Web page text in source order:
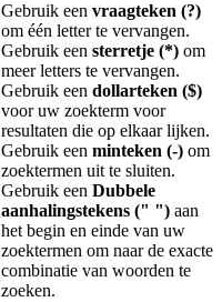
Gebruik een vraagteken (?)
om één letter te vervangen.
Gebruik een sterretje (*) om
meer letters te vervangen.
Gebruik een dollarteken ($)
voor uw zoekterm voor
resultaten die op elkaar lijken.
Gebruik een minteken (-) om
zoektermen uit te sluiten.
Gebruik een Dubbele
aanhalingstekens (" ") aan
het begin en einde van uw
zoektermen om naar de exacte
combinatie van woorden te
zoeken.